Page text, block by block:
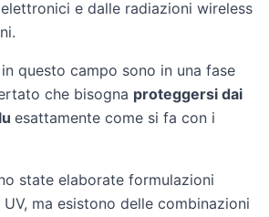
e dalle radiazioni wireless
questo campo sono in una fase
che bisogna proteggersi dai
esattamente come si fa con i
state elaborate formulazioni
ma esistono delle combinazioni